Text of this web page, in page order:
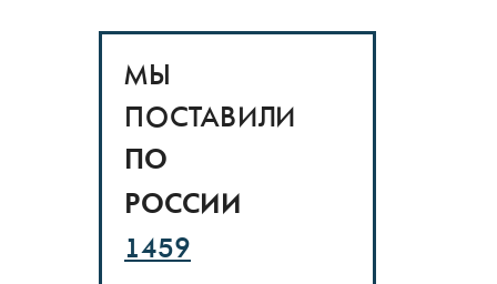
МЫ
ПОСТАВИЛИ
ПО
РОССИИ
1459